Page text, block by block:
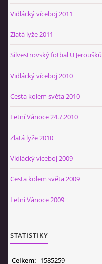
Vidlácký víceboj 2011
Zlatá lyže 2011
Silvestrovský fotbal U Jeroušků
Vidlácký víceboj 2010
Cesta kolem světa 2010
Letní Vánoce 24.7.2010
Zlatá lyže 2010
Vidlácký víceboj 2009
Cesta kolem světa 2009
Letní Vánoce 2009
STATISTIKY
Celkem: 1585259